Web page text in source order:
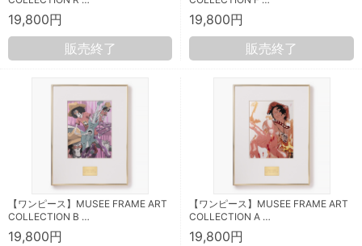
19,800円
販売終了
19,800円
販売終了
【ワンピース】MUSEE FRAME ART
COLLECTION B …
19,800円
【ワンピース】MUSEE FRAME ART
COLLECTION A …
19,800円